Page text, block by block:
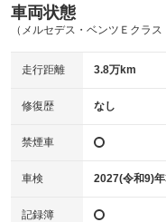
車両状態
（メルセデス・ベンツＥクラ
走行距離 3.8万km
修復歴 なし
禁煙車
車検 2027(令和9)年
記録簿